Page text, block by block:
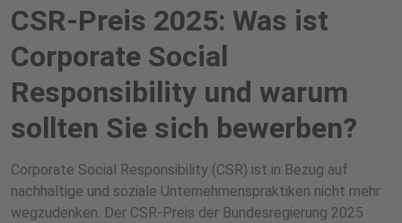
CSR-Preis 2025: Was ist
Corporate Social
Responsibility und warum
sollten Sie sich bewerben?
Corporate Social Responsibility (CSR) ist in Bezug auf
nachhaltige und soziale Unternehmenspraktiken nicht mehr
wegzudenken. Der CSR-Preis der Bundesregierung 2025